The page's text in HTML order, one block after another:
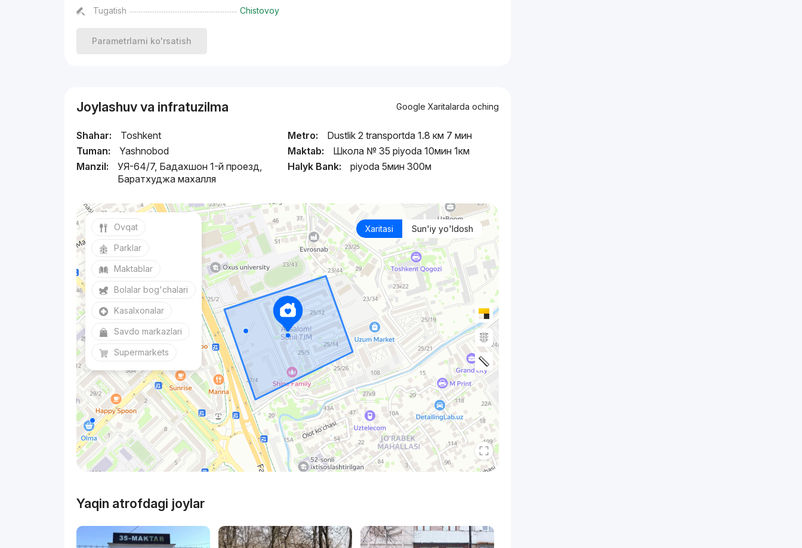
Tugatish Chistovoy
Parametrlarni ko'rsatish
Joylashuv va infratuzilma Google Xaritalarda oching
Shahar:
Toshkent
Tuman:
Yashnobod
Manzil:
УЯ-64/7, Бадахшон 1-й проезд,
Баратхуджа махалля
Metro:
Dustlik 2 transportda 1.8 км 7 мин
Maktab:
Школа № 35 piyoda 10мин 1км
Halyk Bank:
piyoda 5мин 300м
Xaritasi Sun'iy yo'ldosh
Ovqat
Parklar
Maktablar
Bolalar bog'chalari
Kasalxonalar
Savdo markazlari
Supermarkets
Yaqin atrofdagi joylar